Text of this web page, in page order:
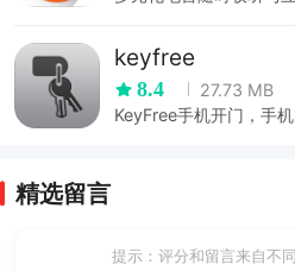
keyfree
8.4
27.73 MB
KeyFree手机开门，手
精选留言
提示：评分和留言来自不